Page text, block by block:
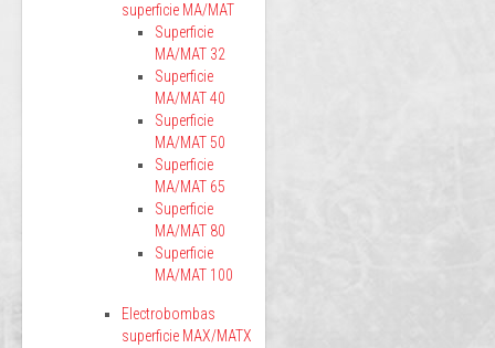
superficie MA/MAT
Superficie
MA/MAT 32
Superficie
MA/MAT 40
Superficie
MA/MAT 50
Superficie
MA/MAT 65
Superficie
MA/MAT 80
Superficie
MA/MAT 100
Electrobombas
superficie MAX/MATX